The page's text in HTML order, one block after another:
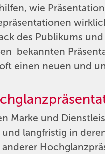
wie
des Publikums
bekannten
einen neuen und
Marke und
langfristig in